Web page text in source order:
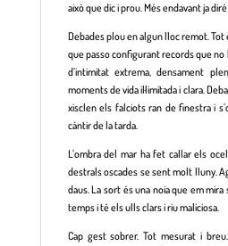
això que dic i prou. Més endavant ja
Debades plou en algun lloc remot. Tot
que passo configurant records que
d’intimitat extrema, densament
moments de vida il·limitada i clara.
xisclen els falciots ran de finestra i
càntir de la tarda.
L’ombra del mar ha fet callar els
destrals oscades se sent molt lluny.
daus. La sort és una noia que em
temps i té els ulls clars i riu maliciosa.
Cap gest sobrer. Tot mesurat i